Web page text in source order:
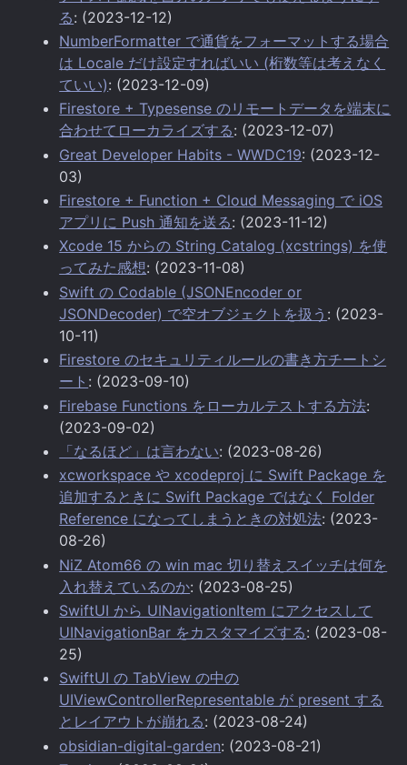
る: (2023-12-12)
NumberFormatter で通貨をフォーマットする場合
は Locale だけ設定すればいい (桁数等は考えなく
ていい): (2023-12-09)
Firestore + Typesense のリモートデータを端末に
合わせてローカライズする: (2023-12-07)
Great Developer Habits - WWDC19: (2023-12-
03)
Firestore + Function + Cloud Messaging で iOS
アプリに Push 通知を送る: (2023-11-12)
Xcode 15 からの String Catalog (xcstrings) を使
ってみた感想: (2023-11-08)
Swift の Codable (JSONEncoder or
JSONDecoder) で空オブジェクトを扱う : (2023-
10-11)
Firestore のセキュリティルールの書き方チートシ
ート : (2023-09-10)
Firebase Functions をローカルテストする方法:
(2023-09-02)
「なるほど」は言わない: (2023-08-26)
xcworkspace や xcodeproj に Swift Package を
追加するときに Swift Package ではなく Folder
Reference になってしまうときの対処法: (2023-
08-26)
NiZ Atom66 の win mac 切り替えスイッチは何を
入れ替えているのか: (2023-08-25)
SwiftUI から UINavigationItem にアクセスして
UINavigationBar をカスタマイズする: (2023-08-
25)
SwiftUI の TabView の中の
UIViewControllerRepresentable が present する
とレイアウトが崩れる: (2023-08-24)
obsidian-digital-garden: (2023-08-21)